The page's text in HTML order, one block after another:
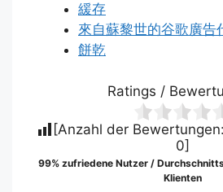
緩存
來自蘇黎世的谷歌廣告
餅乾
Ratings /
[Anzahl der Bewertungen:
0]
99% zufriedene Nutzer /
Klienten